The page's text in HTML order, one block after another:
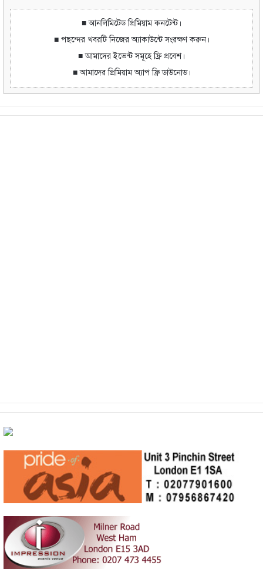
■ আনলিমিটেড প্রিমিয়াম কনটেন্ট।
■ পছন্দের খবরটি নিজের অ্যাকাউন্টে সংরক্ষণ করুন।
■ আমাদের ইভেন্ট সমূহে ফ্রি প্রবেশ।
■ আমাদের প্রিমিয়াম অ্যাপ ফ্রি ডাউনোড।